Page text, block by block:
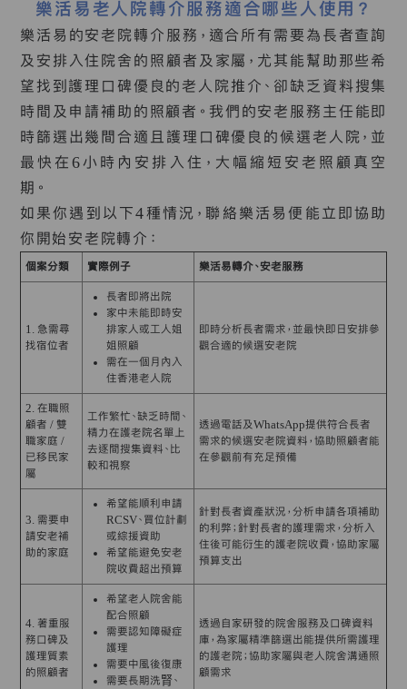
樂活易老人院轉介服務適合哪些人使用？
樂活易的安老院轉介服務，適合所有需要為長者查詢
及安排入住院舍的照顧者及家屬，尤其能幫助那些希
望找到護理口碑優良的老人院推介、卻缺乏資料搜集
時間及申請補助的照顧者。我們的安老服務主任能即
時篩選出幾間合適且護理口碑優良的候選老人院，並
最快在6小時內安排入住，大幅縮短安老照顧真空
期。
如果你遇到以下4種情況，聯絡樂活易便能立即協助
你開始安老院轉介：
個案分類 實際例子 樂活易轉介、安老服務
1. 急需尋
找宿位者
長者即將出院
家中未能即時安
排家人或工人姐
姐照顧
需在一個月內入
住香港老人院
即時分析長者需求，並最快即日安排參
觀合適的候選安老院
2. 在職照
顧者 / 雙
職家庭 /
已移民家
屬
工作繁忙、缺乏時間、
精力在護老院名單上
去逐間搜集資料、比
較和視察
透過電話及WhatsApp提供符合長者
需求的候選安老院資料，協助照顧者能
在參觀前有充足預備
3. 需要申
請安老補
助的家庭
希望能順利申請
RCSV、買位計劃
或綜援資助
希望能避免安老
院收費超出預算
針對長者資產狀況，分析申請各項補助
的利弊；針對長者的護理需求，分析入
住後可能衍生的護老院收費，協助家屬
預算支出
4. 著重服
務口碑及
護理質素
的照顧者
希望老人院舍能
配合照顧
需要認知障礙症
護理
需要中風後復康
需要長期洗腎、
透過自家研發的院舍服務及口碑資料
庫，為家屬精準篩選出能提供所需護理
的護老院；協助家屬與老人院舍溝通照
顧需求